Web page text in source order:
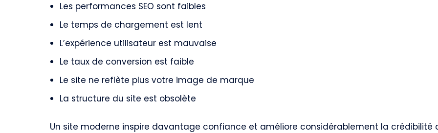
Les performances SEO sont faibles
Le temps de chargement est lent
L’expérience utilisateur est mauvaise
Le taux de conversion est faible
Le site ne reflète plus votre image de marque
La structure du site est obsolète
Un site moderne inspire davantage confiance et améliore considérablement la crédibilité